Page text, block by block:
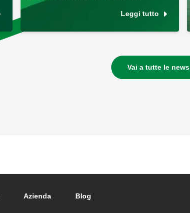
Leggi tutto
Vai a tutte le news
Azienda Blog